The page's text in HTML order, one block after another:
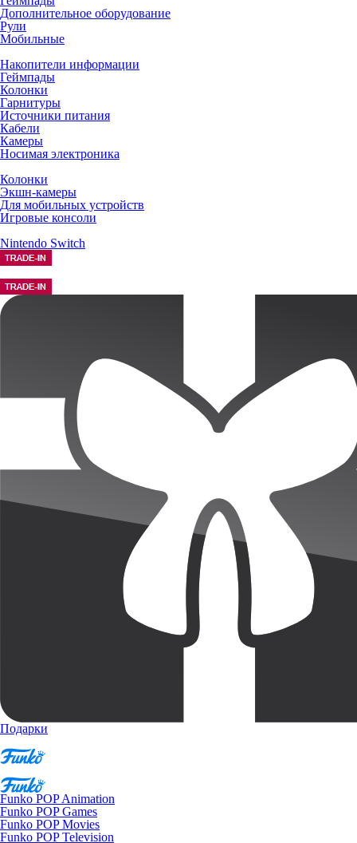
Дополнительное оборудование
Рули
Мобильные
Накопители информации
Геймпады
Колонки
Гарнитуры
Источники питания
Кабели
Камеры
Носимая электроника
Колонки
Экшн-камеры
Для мобильных устройств
Игровые консоли
Nintendo Switch
Подарки
Funko POP Animation
Funko POP Games
Funko POP Movies
Funko POP Television